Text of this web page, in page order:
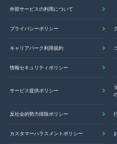
外部サービスの利用について
プライバシーポリシー
キャリアパーク利用規約
情報セキュリティポリシー
サービス提供ポリシー
反社会的勢力排除ポリシー
カスタマーハラスメントポリシー